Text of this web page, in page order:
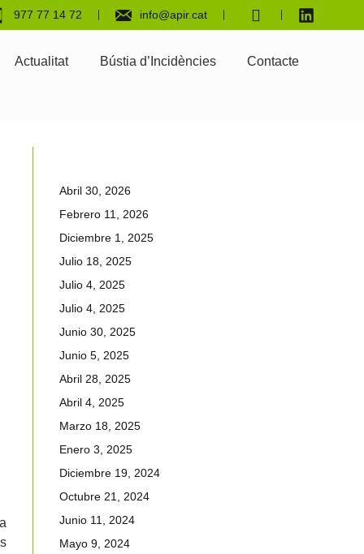
977 77 14 72 info@apir.cat
Actualitat Bústia d’Incidències Contacte
Abril 30, 2026
Febrero 11, 2026
Diciembre 1, 2025
Julio 18, 2025
Julio 4, 2025
Julio 4, 2025
Junio 30, 2025
Junio 5, 2025
Abril 28, 2025
Abril 4, 2025
Marzo 18, 2025
Enero 3, 2025
Diciembre 19, 2024
Octubre 21, 2024
Junio 11, 2024
Mayo 9, 2024